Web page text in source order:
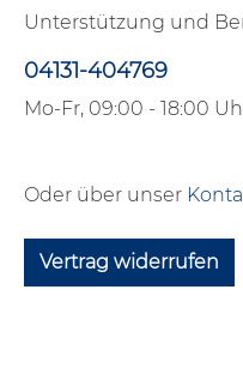
Unterstützung und
04131-404769
Mo-Fr, 09:00 - 18:00
Oder über unser
Vertrag widerrufen